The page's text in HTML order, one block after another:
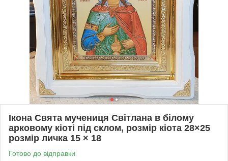
Ікона Свята мучениця Світлана в білому
арковому кіоті під склом, розмір кіота 28×25
розмір личка 15 × 18
Готово до відправки